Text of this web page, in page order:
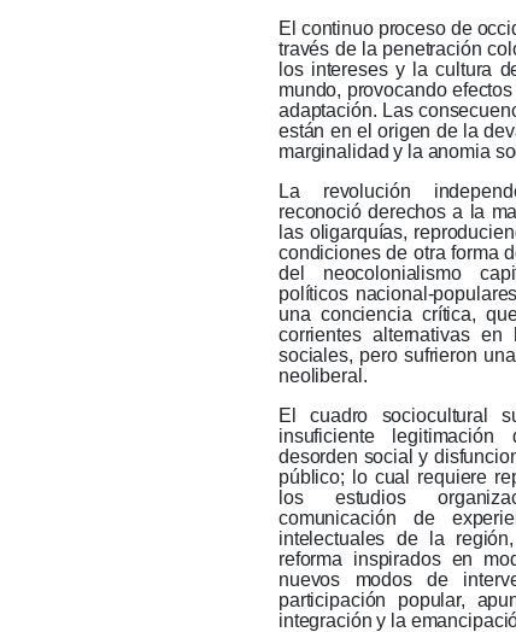
El continuo proceso de
través de la penetración
los intereses y la cultura
mundo, provocando
adaptación. Las
están en el origen de la
marginalidad y la anomia
La revolución
reconoció derechos a la
las oligarquías,
condiciones de otra forma
del neocolonialismo
políticos nacional-
una conciencia crítica,
corrientes alternativas
sociales, pero sufrieron
neoliberal.
El cuadro sociocultural
insuficiente
desorden social y
público;
lo cual requiere
los estudios
comunicación de
intelectuales de la
reforma inspirados en
nuevos modos de
participación popular,
integración y la